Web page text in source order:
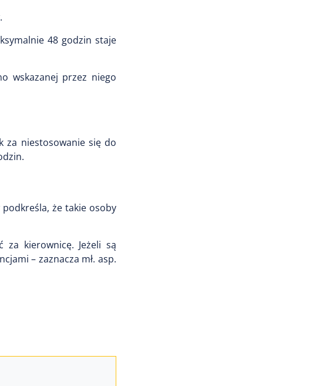
48 godzin staje
wskazanej przez niego
za niestosowanie się do
podkreśla, że takie osoby
kierownicę. Jeżeli są
– zaznacza mł. asp.